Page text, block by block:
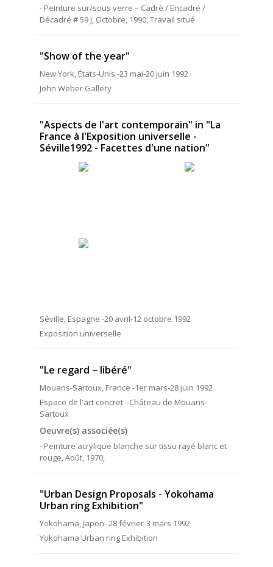
- Peinture sur/sous verre – Cadré / Encadré /
Décadré # 59 J, Octobre, 1990, Travail situé
"Show of the year"
New York, États-Unis -23 mai-20 juin 1992
John Weber Gallery
"Aspects de l'art contemporain" in "La
France à l'Exposition universelle -
Séville1992 - Facettes d'une nation"
Séville, Espagne -20 avril-12 octobre 1992
Exposition universelle
"Le regard – libéré"
Mouans-Sartoux, France -1er mars-28 juin 1992
Espace de l'art concret –Château de Mouans-
Sartoux
Oeuvre(s) associée(s)
- Peinture acrylique blanche sur tissu rayé blanc et
rouge, Août, 1970,
"Urban Design Proposals - Yokohama
Urban ring Exhibition"
Yokohama, Japon -28 février-3 mars 1992
Yokohama Urban ring Exhibition